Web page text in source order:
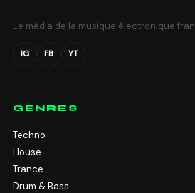
Le média de la musique électronique
IG FB YT
GENRES
Techno
House
Trance
Drum & Bass